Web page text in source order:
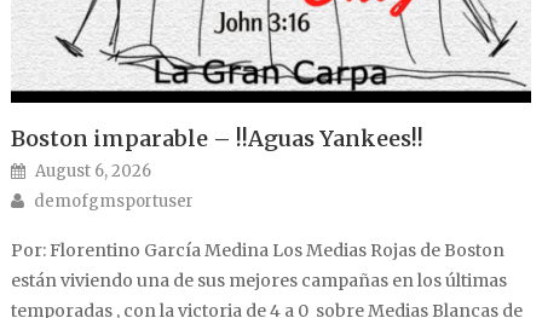
Boston imparable – !!Aguas Yankees!!
Posted on
August 6, 2026
Author
demofgmsportuser
Por: Florentino García Medina Los Medias Rojas de Boston
están viviendo una de sus mejores campañas en los últimas
temporadas , con la victoria de 4 a 0 sobre Medias Blancas de